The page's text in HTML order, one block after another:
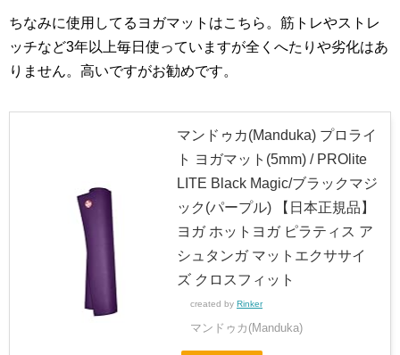
ちなみに使用してるヨガマットはこちら。筋トレやストレ
ッチなど3年以上毎日使っていますが全くへたりや劣化はあ
りません。高いですがお勧めです。
マンドゥカ(Manduka) プロライ
ト ヨガマット(5mm) / PROlite
LITE Black Magic/ブラックマジ
ック(パープル) 【日本正規品】
ヨガ ホットヨガ ピラティス ア
シュタンガ マットエクササイ
ズ クロスフィット
created by Rinker
マンドゥカ(Manduka)